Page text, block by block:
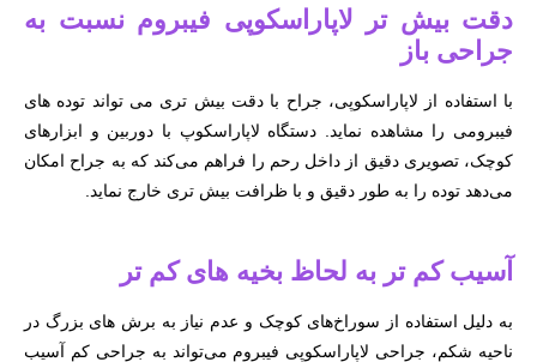
دقت بیش تر لاپاراسکوپی فیبروم نسبت به
جراحی باز
با استفاده از لاپاراسکوپی، جراح با دقت بیش تری می تواند توده های
فیبرومی را مشاهده نماید. دستگاه لاپاراسکوپ با دوربین و ابزارهای
کوچک، تصویری دقیق از داخل رحم را فراهم می‌کند که به جراح امکان
می‌دهد توده را به طور دقیق و با ظرافت بیش تری خارج نماید.
آسیب کم تر به لحاظ بخیه های کم تر
به دلیل استفاده از سوراخ‌های کوچک و عدم نیاز به برش های بزرگ در
ناحیه شکم، جراحی لاپاراسکوپی فیبروم می‌تواند به جراحی کم آسیب